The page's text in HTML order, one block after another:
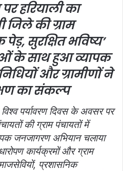
पर हरियाली का
की ग्राम
सुरक्षित भविष्य’
के साथ हुआ व्यापक
और ग्रामीणों ने
का संकल्प
पर्यावरण दिवस के अवसर पर
की ग्राम पंचायतों में
जनजागरण अभियान चलाया
कार्यक्रमों और ग्राम
प्रशासनिक